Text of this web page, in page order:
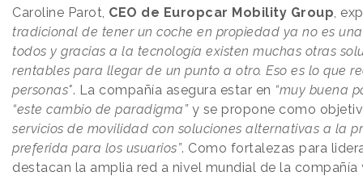
Caroline Parot, CEO de Europcar Mobility Group ,
tradicional de tener un coche en propiedad ya no es
todos y gracias a la tecnología existen muchas otras
rentables para llegar de un punto a otro. Eso es lo que
personas". La compañía asegura estar en “muy buena
“este cambio de paradigma”y se propone como
servicios de movilidad con soluciones alternativas a la
preferida para los usuarios”. Como fortalezas para
destacan la amplia red a nivel mundial de la compañía